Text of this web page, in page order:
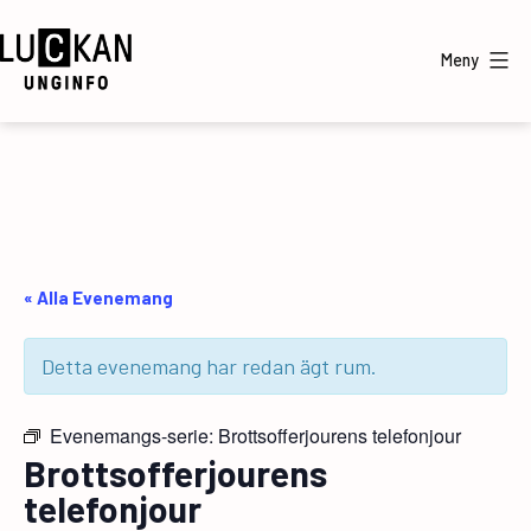
till
innehåll
Meny
« Alla Evenemang
Detta evenemang har redan ägt rum.
Evenemangs-serie: Brottsofferjourens telefonjour
Brottsofferjourens
telefonjour